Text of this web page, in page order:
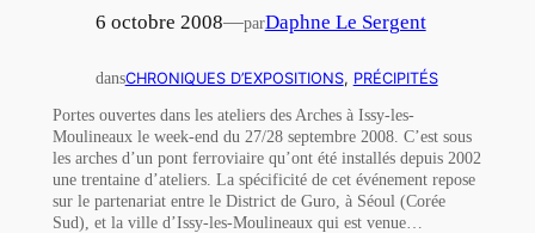
6 octobre 2008—parDaphne Le Sergent
dansCHRONIQUES D’EXPOSITIONS, PRÉCIPITÉS
Portes ouvertes dans les ateliers des Arches à Issy-les-
Moulineaux le week-end du 27/28 septembre 2008. C’est sous
les arches d’un pont ferroviaire qu’ont été installés depuis 2002
une trentaine d’ateliers. La spécificité de cet événement repose
sur le partenariat entre le District de Guro, à Séoul (Corée
Sud), et la ville d’Issy-les-Moulineaux qui est venue…